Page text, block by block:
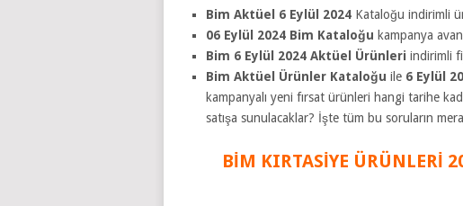
Bim Aktüel 6 Eylül 2024Kataloğu indirimli
06 Eylül 2024 Bim Kataloğu kampanya
Bim 6 Eylül 2024 Aktüel Ürünleri indirimli
Bim Aktüel Ürünler Kataloğu ile 6 Eylül
kampanyalı yeni fırsat ürünleri hangi tarihe
satışa sunulacaklar? İşte tüm bu soruların
BİM KIRTASİYE ÜRÜNLERİ